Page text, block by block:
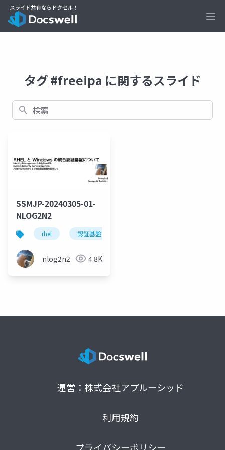
タグ #freeipa に関するスライド
検索
SSMJP-20240305-01-
NLOG2N2
rhel 認証基盤
nlog2n2 4.8K
運営：株式会社アプルーシッド
利用規約
プライバシーポリシー